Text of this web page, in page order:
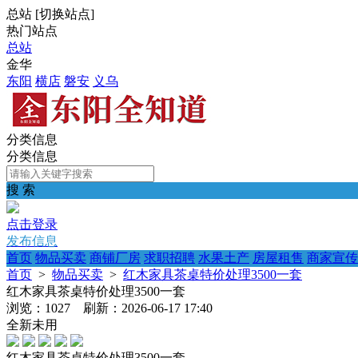
总站 [切换站点]
热门站点
总站
金华
东阳 横店 磐安 义乌
分类信息
分类信息
搜 索
点击登录
发布信息
首页 物品买卖 商铺厂房 求职招聘 水果土产 房屋租售 商家宣传
首页 > 物品买卖 > 红木家具茶桌特价处理3500一套
红木家具茶桌特价处理3500一套
浏览：1027 刷新：2026-06-17 17:40
全新未用